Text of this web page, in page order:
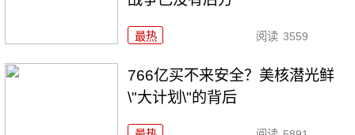
最热 阅读 3559
766亿买不来安全？美核潜光鲜
\"大计划\"的背后